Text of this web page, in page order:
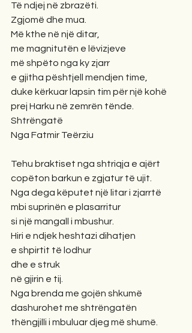
Të ndjej në zbrazëti.
Zgjomë dhe mua.
Më kthe në një ditar,
me magnitutën e lëvizjeve
më shpëto nga ky zjarr
e gjitha pështjell mendjen time,
duke kërkuar lapsin tim për një kohë
prej Harku në zemrën tënde.
Shtrëngatë
Nga Fatmir Teërziu
Tehu braktiset nga shtriqja e ajërt
copëton barkun e zgjatur të ujit.
Nga dega këputet një litar i zjarrtë
mbi suprinën e plasarritur
si një mangall i mbushur.
Hiri e ndjek heshtazi dihatjen
e shpirtit të lodhur
dhe e struk
në gjirin e tij.
Nga brenda me gojën shkumë
dashurohet me shtrëngatën
thëngjilli i mbuluar djeg më shumë.